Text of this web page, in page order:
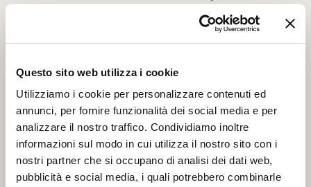
Questo sito web utilizza i cookie
Utilizziamo i cookie per personalizzare contenuti ed
annunci, per fornire funzionalità dei social media e per
analizzare il nostro traffico. Condividiamo inoltre
informazioni sul modo in cui utilizza il nostro sito con i
nostri partner che si occupano di analisi dei dati web,
pubblicità e social media, i quali potrebbero combinarle